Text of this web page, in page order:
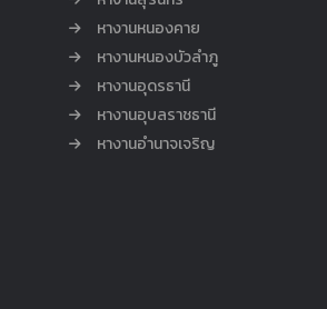
หางานหนองคาย
หางานหนองบัวลำภู
หางานอุดรธานี
หางานอุบลราชธานี
หางานอำนาจเจริญ